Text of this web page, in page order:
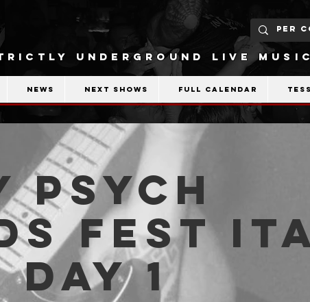
UNDERGROUND LIVE
News Next shows Full calendar
PSYCH
FEST
1